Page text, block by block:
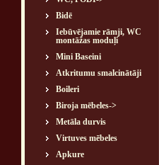
Bidē
Iebūvējamie rāmji, WC
montāžas moduļi
Mini Baseini
Atkritumu smalcinātāji
Boileri
Biroja mēbeles->
Metāla durvis
Virtuves mēbeles
Apkure